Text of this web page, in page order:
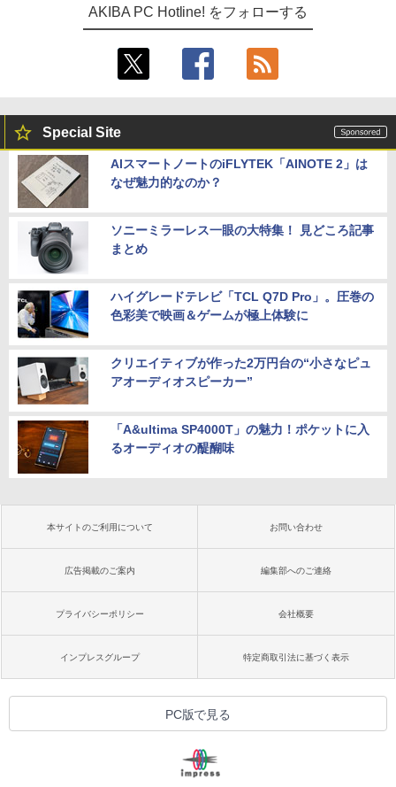
AKIBA PC Hotline! をフォローする
Special Site
AIスマートノートのiFLYTEK「AINOTE 2」は
なぜ魅力的なのか？
ソニーミラーレス一眼の大特集！ 見どころ記事
まとめ
ハイグレードテレビ「TCL Q7D Pro」。圧巻の
色彩美で映画＆ゲームが極上体験に
クリエイティブが作った2万円台の“小さなピュ
アオーディオスピーカー”
「A&ultima SP4000T」の魅力！ポケットに入
るオーディオの醍醐味
本サイトのご利用について お問い合わせ
広告掲載のご案内 編集部へのご連絡
プライバシーポリシー 会社概要
インプレスグループ 特定商取引法に基づく表示
PC版で見る